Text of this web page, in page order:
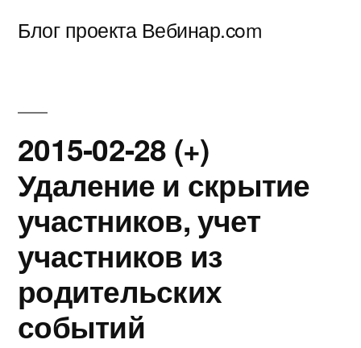
Блог проекта Вебинар.com
2015-02-28 (+)
Удаление и скрытие
участников, учет
участников из
родительских
событий